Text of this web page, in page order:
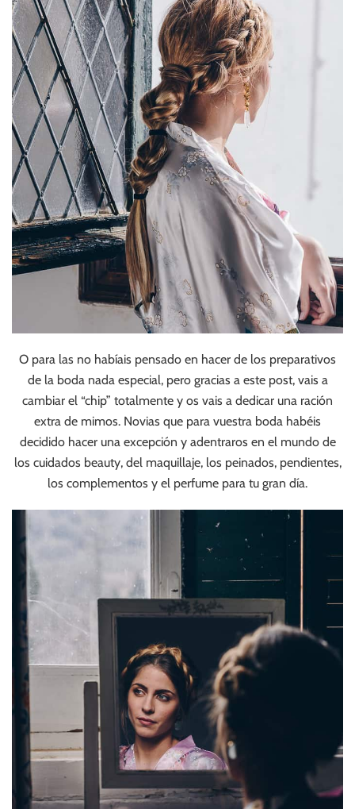
O para las no habíais pensado en hacer de los preparativos
de la boda nada especial, pero gracias a este post, vais a
cambiar el “chip” totalmente y os vais a dedicar una ración
extra de mimos. Novias que para vuestra boda habéis
decidido hacer una excepción y adentraros en el mundo de
los cuidados beauty, del maquillaje, los peinados, pendientes,
los complementos y el perfume para tu gran día.